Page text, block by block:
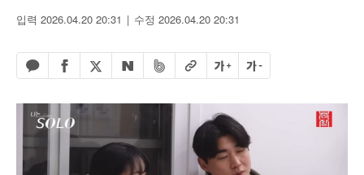
입력 2026.04.20 20:31 수정 2026.04.20 20:31
카카오톡 공유하기
페이스북 공유하기
엑스 공유하기
네이버 공유하기
밴드 공유하기
URL복사글자 크게글자 작게